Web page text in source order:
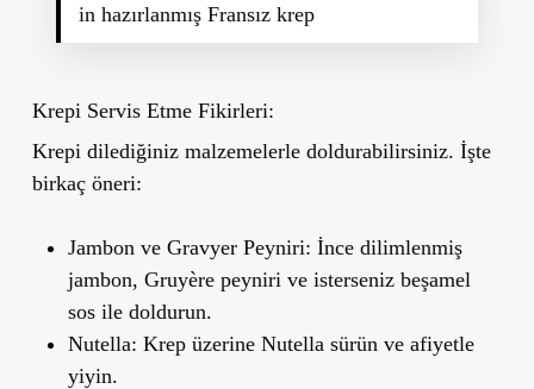
in hazırlanmış Fransız krep
Krepi Servis Etme Fikirleri:
Krepi dilediğiniz malzemelerle doldurabilirsiniz. İşte
birkaç öneri:
Jambon ve Gravyer Peyniri: İnce dilimlenmiş
jambon, Gruyère peyniri ve isterseniz beşamel
sos ile doldurun.
Nutella: Krep üzerine Nutella sürün ve afiyetle
yiyin.